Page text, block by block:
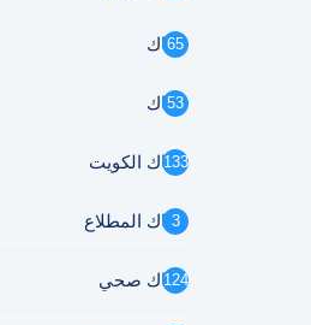
سباك
65
سباك
53
سباك الكويت
133
سباك المطلاع
3
سباك صحي
124